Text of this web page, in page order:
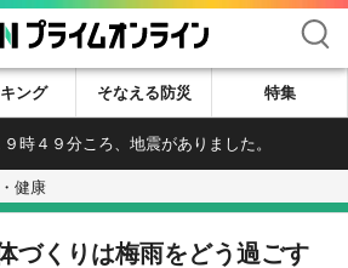
検索
ング そなえる防災 特集
時４９分ころ、地震がありました。
健康
づくりは梅雨をどう過ごす